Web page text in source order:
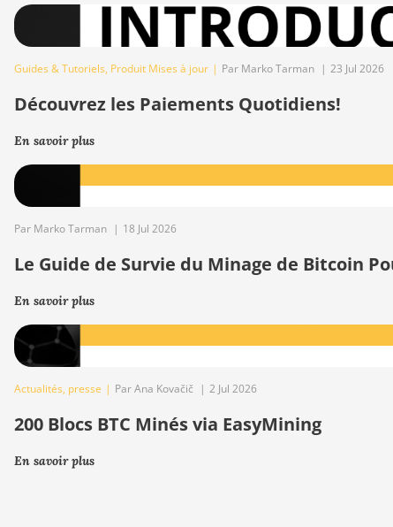
Guides & Tutoriels, Produit Mises à jour | Par Marko Tarman | 23 Jul 2026
Découvrez les Paiements Quotidiens!
En savoir plus
Par Marko Tarman | 18 Jul 2026
Le Guide de Survie du Minage de Bitcoin
En savoir plus
Actualités, presse | Par Ana Kovačič | 2 Jul 2026
200 Blocs BTC Minés via EasyMining
En savoir plus